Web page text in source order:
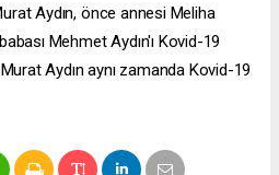
Aydın, önce annesi Meliha
Mehmet Aydın'ı Kovid-19
Aydın aynı zamanda Kovid-19